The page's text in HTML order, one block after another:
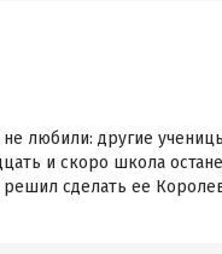
любили: другие
и скоро школа
сделать ее